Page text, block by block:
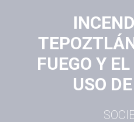
FUEGO Y
USO